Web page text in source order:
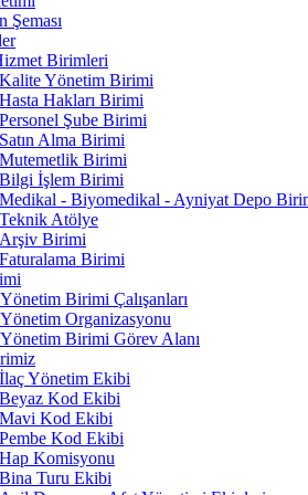
Şeması
Birimleri
Kalite Yönetim Birimi
Hasta Hakları Birimi
Personel Şube Birimi
Satın Alma Birimi
Mutemetlik Birimi
Bilgi İşlem Birimi
Medikal - Biyomedikal - Ayniyat Depo
Teknik Atölye
Arşiv Birimi
Faturalama Birimi
Birimi Çalışanları
Organizasyonu
Birimi Görev Alanı
İlaç Yönetim Ekibi
Beyaz Kod Ekibi
Mavi Kod Ekibi
Pembe Kod Ekibi
Hap Komisyonu
Bina Turu Ekibi